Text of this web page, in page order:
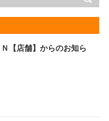
【店舗】からのお知ら